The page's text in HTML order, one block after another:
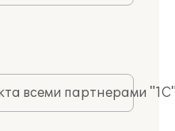
всеми партнерами